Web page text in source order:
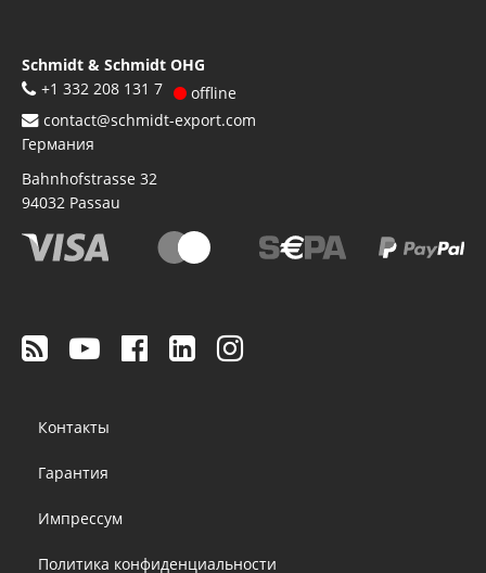
Schmidt & Schmidt OHG
+1 332 208 131 7
offline
contact@schmidt-export.com
Германия
Bahnhofstrasse 32
94032 Passau
menu
Контакты
Гарантия
Импрессум
Политика конфиденциальности